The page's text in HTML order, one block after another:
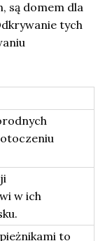
są domem dla
tych
w ich
to